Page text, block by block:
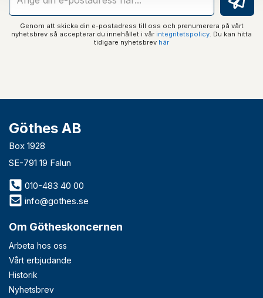
Genom att skicka din e-postadress till oss och prenumerera på vårt
nyhetsbrev så accepterar du innehållet i vår integritetspolicy. Du kan hitta
tidigare nyhetsbrev här
Göthes AB
Box 1928
SE-791 19 Falun
010-483 40 00
info@gothes.se
Om Götheskoncernen
Arbeta hos oss
Vårt erbjudande
Historik
Nyhetsbrev